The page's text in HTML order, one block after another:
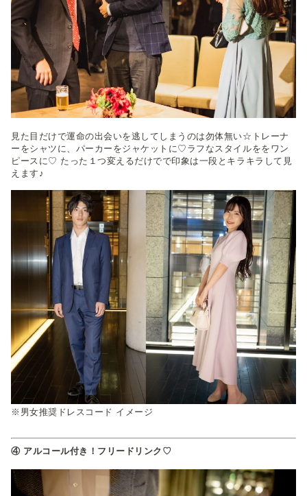
見た目だけで運命の出会いを逃してしまうのは勿体無い☆トレーナ
ーをシャツに、パーカーをジャケットに♡ラフなスタイルををワン
ピースに♡ たった１つ変えるだけでで印象は一段とキラキラして見
えます♪
※男女推奨ドレスコード イメージ
④ アルコール付き！フリードリンク♡